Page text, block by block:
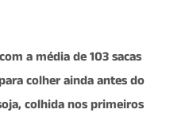
a média de 103 sacas
colher ainda antes do
colhida nos primeiros